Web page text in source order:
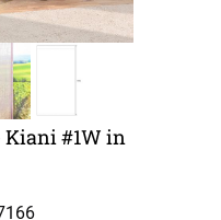
Kiani #1W in